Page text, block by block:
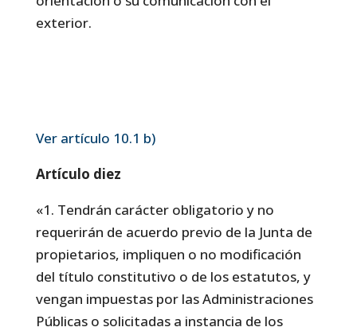
exterior.
Ver artículo 10.1 b)
Artículo diez
«1. Tendrán carácter obligatorio y no
requerirán de acuerdo previo de la Junta de
propietarios, impliquen o no modificación
del título constitutivo o de los estatutos, y
vengan impuestas por las Administraciones
Públicas o solicitadas a instancia de los